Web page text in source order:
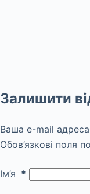
Залишити
Ваша e-mail
Обов’язкові поля
Ім’я *